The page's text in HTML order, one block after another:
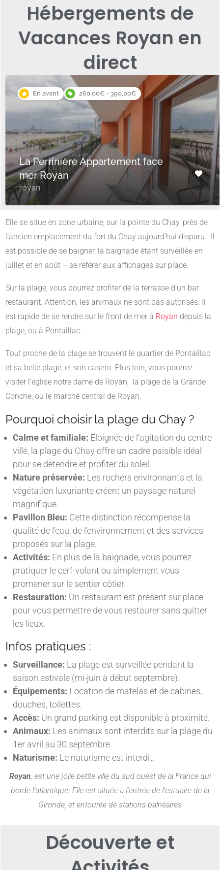
Hébergements de
Vacances Royan en
direct
En avant 260,00€ - 390,00€
La Perrinière Appartement face
mer Royan
royan
Elle se situe en zone urbaine, sur la pointe du Chay, près de
l’ancien emplacement du fort du Chay aujourd’hui disparu. Il
est possible de se baigner, la baignade étant surveillée en
juillet et en août – se référer aux affichages sur place.
Sur la plage, vous pourrez profiter de la terrasse d’un bar
restaurant. Attention, les animaux ne sont pas autorisés. Il
est rapide de se rendre sur le front de mer à Royan depuis la
plage, ou à Pontaillac.
Tout proche de la plage se trouvent le quartier de Pontaillac
et sa belle plage, et son casino. Plus loin, vous pourrez
visiter l’eglise notre dame de Royan, la plage de la Grande
Conche, ou le marché central de Royan.
Pourquoi choisir la plage du Chay ?
Calme et familiale: Éloignée de l’agitation du centre-
ville, la plage du Chay offre un cadre paisible idéal
pour se détendre et profiter du soleil.
Nature préservée: Les rochers environnants et la
végétation luxuriante créent un paysage naturel
magnifique.
Pavillon Bleu: Cette distinction récompense la
qualité de l’eau, de l’environnement et des services
proposés sur la plage.
Activités: En plus de la baignade, vous pourrez
pratiquer le cerf-volant ou simplement vous
promener sur le sentier côtier.
Restauration: Un restaurant est présent sur place
pour vous permettre de vous restaurer sans quitter
les lieux.
Infos pratiques :
Surveillance: La plage est surveillée pendant la
saison estivale (mi-juin à début septembre).
Équipements: Location de matelas et de cabines,
douches, toilettes.
Accès: Un grand parking est disponible à proximité.
Animaux: Les animaux sont interdits sur la plage du
1er avril au 30 septembre.
Naturisme: Le naturisme est interdit.
Royan, est une jolie petite ville du sud ouest de la France qui
borde l’atlantique. Elle est située à l’entrée de l’estuaire de la
Gironde, et entourée de stations balnéaires
Découverte et